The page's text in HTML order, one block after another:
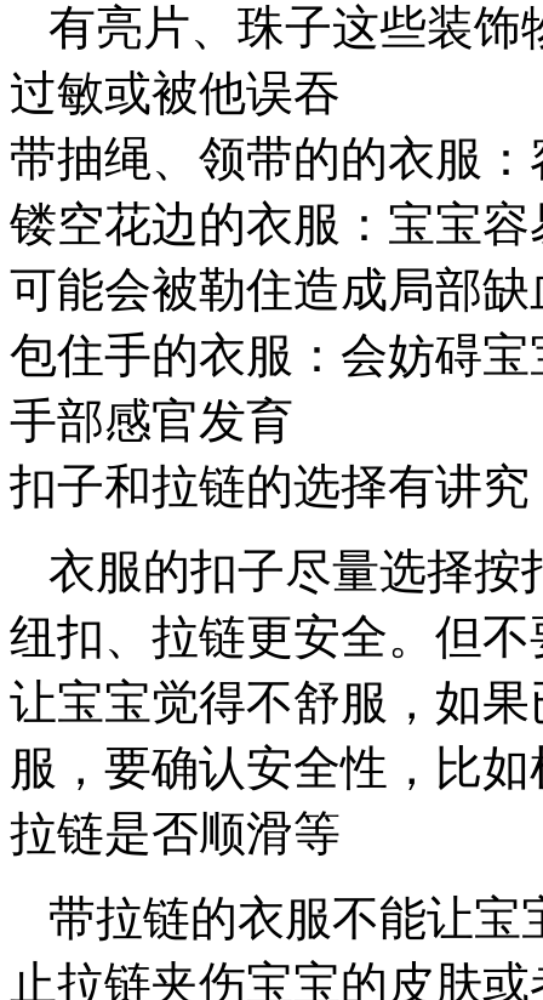
有亮片、珠子这些装饰
过敏或被他误吞
带抽绳、领带的的衣服
镂空花边的衣服：宝宝
可能会被勒住造成局部缺
包住手的衣服：会妨碍
手部感官发育
扣子和拉链的选择有讲究
衣服的扣子尽量选择按
纽扣、拉链更安全。但
让宝宝觉得不舒服，如
服，要确认安全性，比
拉链是否顺滑等
带拉链的衣服不能让宝
止拉链夹伤宝宝的皮肤